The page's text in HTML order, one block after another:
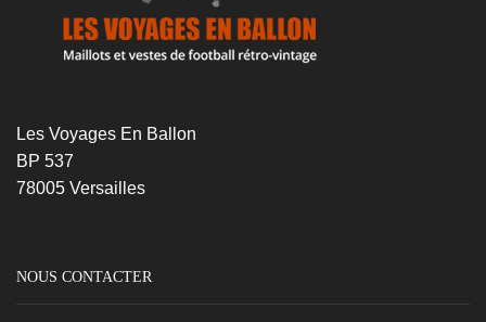
Les Voyages En Ballon
BP 537
78005 Versailles
NOUS CONTACTER